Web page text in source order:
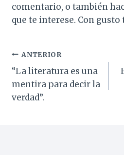
comentario, o también
que te interese. Con gusto
Navegación
de
entradas
ANTERIOR
“La literatura es una
mentira para decir la
verdad”.